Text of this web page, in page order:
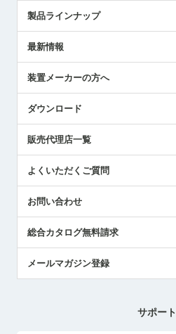
ごあいさつ
受賞履歴
採用情報
国/地域/言語
製品ラインナップ
ツールセッタ製品
エアマイクロセンサ製品
最新情報
メトロールの技術
社員ブログ
中小企業のBCP地震対策
センサのテクニカルガイド
社長ブログ
装置メーカーの方へ
ダウンロード
販売代理店一覧
よくいただくご質問
お問い合わせ
総合カタログ無料請求
メールマガジン登録
サポート